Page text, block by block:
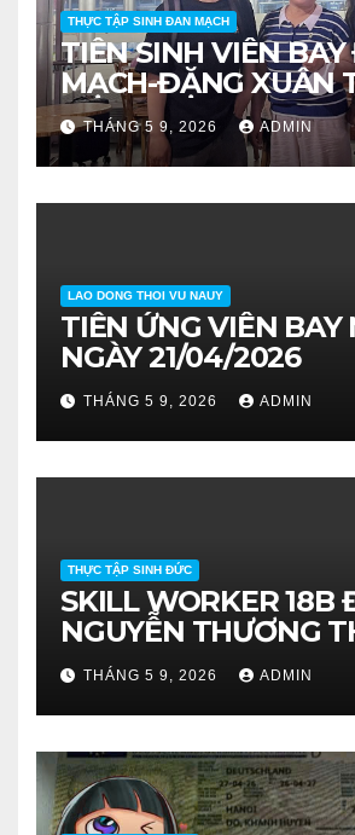
THỰC TẬP SINH ĐAN MẠCH
TIỄN SINH VIÊN
MẠCH-ĐẶNG XUÂN
THÁNG 5 9, 2026 ADMIN
LAO DONG THOI VU NAUY
TIỄN ỨNG VIÊN BAY
NGÀY 21/04/2026
THÁNG 5 9, 2026 ADMIN
THỰC TẬP SINH ĐỨC
SKILL WORKER 18B
NGUYỄN THƯƠNG
THÁNG 5 9, 2026 ADMIN